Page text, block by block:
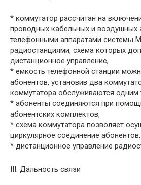
* коммутатор рассчитан на
проводных кабельных и воздушных
телефонными аппаратами системы
радиостанциями, схема которых
дистанционное управление,
* емкость телефонной станции
абонентов, установив два
коммутатора обслуживаются одним
* абоненты соединяются при
абонентских комплектов,
* схема коммутатора позволяет
циркулярное соединение абонентов,
* дистанционное управление
III. Дальность связи